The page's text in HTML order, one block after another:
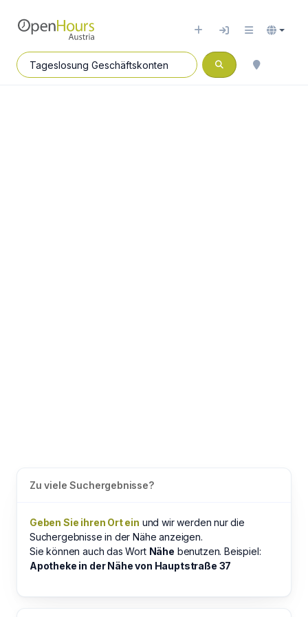
Zu viele Suchergebnisse?
Geben Sie ihren Ort ein und wir werden nur die
Suchergebnisse in der Nähe anzeigen.
Sie können auch das Wort Nähe benutzen. Beispiel:
Apotheke in der Nähe von Hauptstraße 37